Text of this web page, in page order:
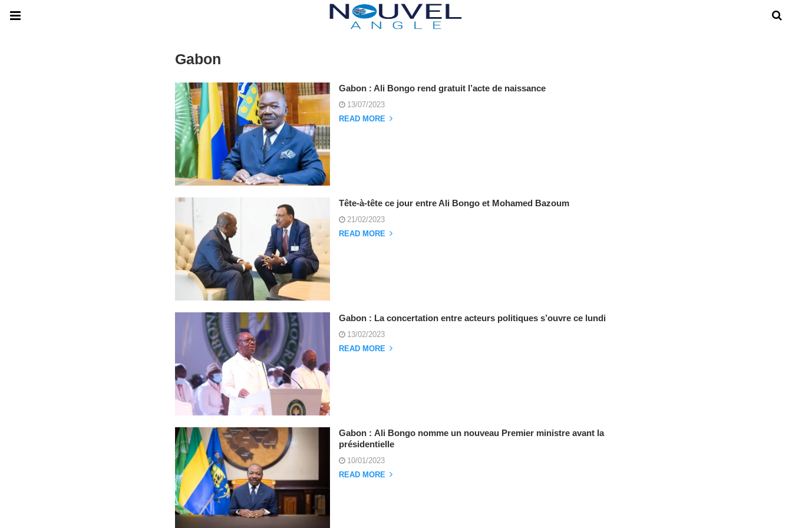
Gabon
Gabon : Ali Bongo rend gratuit l’acte de naissance
13/07/2023
READ MORE
Tête-à-tête ce jour entre Ali Bongo et Mohamed Bazoum
21/02/2023
READ MORE
Gabon : La concertation entre acteurs politiques s’ouvre ce lundi
13/02/2023
READ MORE
Gabon : Ali Bongo nomme un nouveau Premier ministre avant la
présidentielle
10/01/2023
READ MORE